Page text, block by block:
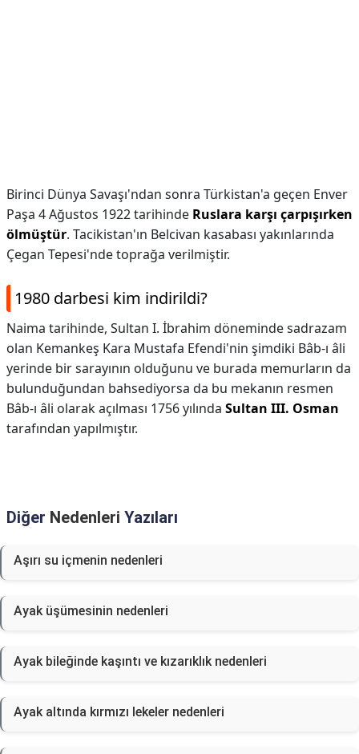
Birinci Dünya Savaşı'ndan sonra Türkistan'a geçen Enver
Paşa 4 Ağustos 1922 tarihinde Ruslara karşı çarpışırken
ölmüştür. Tacikistan'ın Belcivan kasabası yakınlarında
Çegan Tepesi'nde toprağa verilmiştir.
1980 darbesi kim indirildi?
Naima tarihinde, Sultan I. İbrahim döneminde sadrazam
olan Kemankeş Kara Mustafa Efendi'nin şimdiki Bâb-ı âli
yerinde bir sarayının olduğunu ve burada memurların da
bulunduğundan bahsediyorsa da bu mekanın resmen
Bâb-ı âli olarak açılması 1756 yılında Sultan III. Osman
tarafından yapılmıştır.
Diğer Nedenleri Yazıları
Aşırı su içmenin nedenleri
Ayak üşümesinin nedenleri
Ayak bileğinde kaşıntı ve kızarıklık nedenleri
Ayak altında kırmızı lekeler nedenleri